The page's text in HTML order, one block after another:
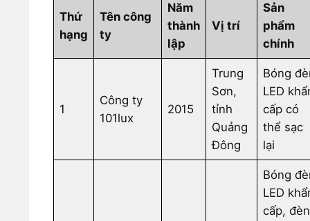
Thứ
hạng
Tên công
ty
Năm
thành
lập
Vị trí
Sản
phẩm
chính
1
Công ty
101lux
2015
Trung
Sơn,
tỉnh
Quảng
Đông
Bóng
LED
cấp có
thể sạc
lại
Bóng
LED
cấp, đèn